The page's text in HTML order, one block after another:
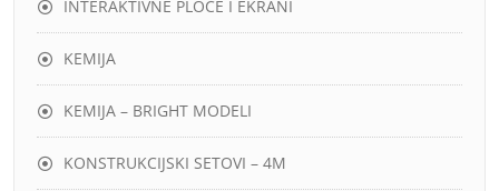
INTERAKTIVNE PLOČE I EKRANI
KEMIJA
KEMIJA – BRIGHT MODELI
KONSTRUKCIJSKI SETOVI – 4M